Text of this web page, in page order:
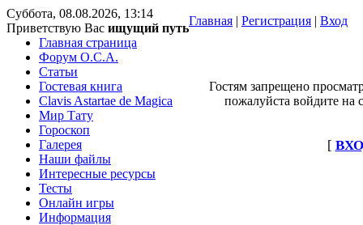
Суббота, 08.08.2026, 13:14
Приветствую Вас ищущий путь
Главная | Регистрация | Вход
Главная страница
Форум O.C.A.
Статьи
Гостевая книга
Clavis Astartae de Magica
Мир Тату
Гороскоп
Галерея
Наши файлы
Интересные ресурсы
Тесты
Онлайн игры
Информация
Гостям запрещено
пожалуйста войдите на
[